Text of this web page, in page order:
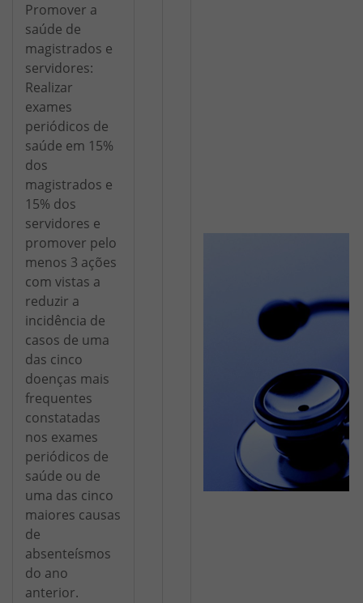
Promover a
saúde de
magistrados e
servidores:
Realizar
exames
periódicos de
saúde em 15%
dos
magistrados e
15% dos
servidores e
promover pelo
menos 3 ações
com vistas a
reduzir a
incidência de
casos de uma
das cinco
doenças mais
frequentes
constatadas
nos exames
periódicos de
saúde ou de
uma das cinco
maiores causas
de
absenteísmos
do ano
anterior.